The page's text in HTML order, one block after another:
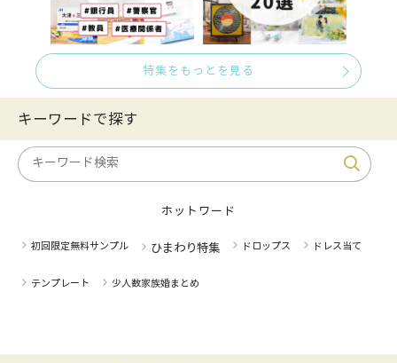
特集をもっとを見る
キーワードで探す
ホットワード
初回限定無料サンプル ひまわり特集 ドロップス ドレス当て
テンプレート 少人数家族婚まとめ